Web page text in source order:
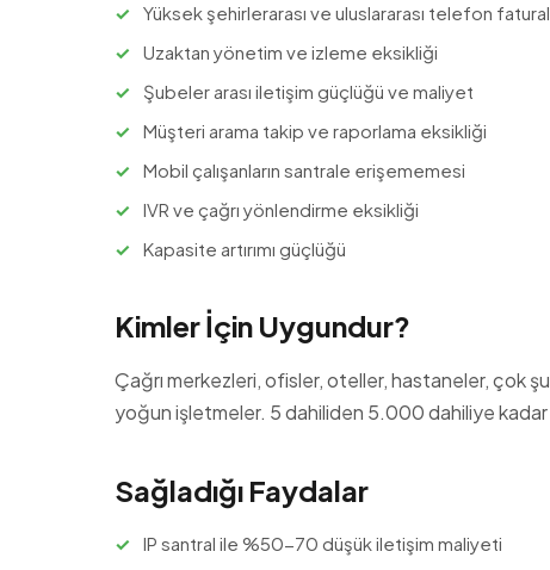
Yüksek şehirlerarası ve uluslararası telefon
Uzaktan yönetim ve izleme eksikliği
Şubeler arası iletişim güçlüğü ve maliyet
Müşteri arama takip ve raporlama eksikliği
Mobil çalışanların santrale erişememesi
IVR ve çağrı yönlendirme eksikliği
Kapasite artırımı güçlüğü
Kimler İçin Uygundur?
Çağrı merkezleri, ofisler, oteller, hastaneler, çok
yoğun işletmeler. 5 dahiliden 5.000 dahiliye
Sağladığı Faydalar
IP santral ile %50-70 düşük iletişim maliyeti